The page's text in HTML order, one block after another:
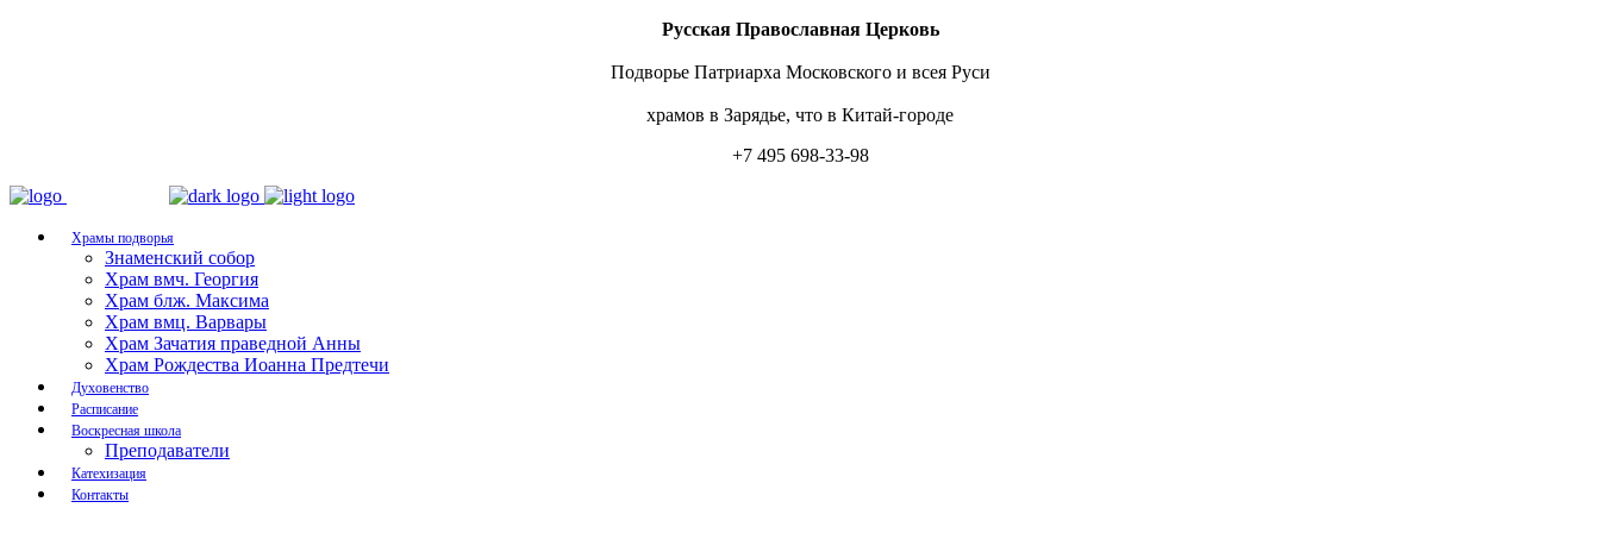
Русская Православная Церковь
Подворье Патриарха Московского и всея Руси
храмов в Зарядье, что в Китай-городе
+7 495 698-33-98
Храмы подворья
Знаменский собор
Храм вмч. Георгия
Храм блж. Максима
Храм вмц. Варвары
Храм Зачатия праведной Анны
Храм Рождества Иоанна Предтечи
Духовенство
Расписание
Воскресная школа
Преподаватели
Катехизация
Контакты